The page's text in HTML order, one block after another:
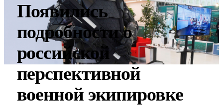
Появились
подробности о
российской
перспективной
военной экипировке